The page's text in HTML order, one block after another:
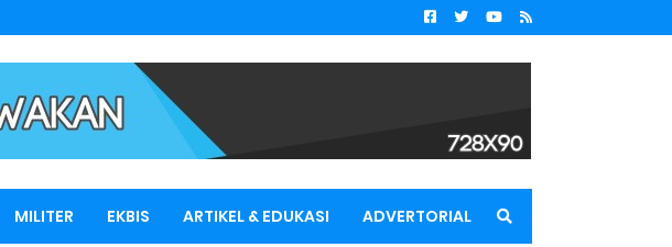
MILITER EKBIS ARTIKEL & EDUKASI ADVERTORIAL